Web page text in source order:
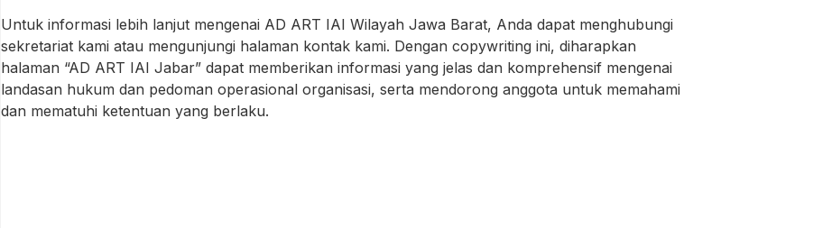
Untuk informasi lebih lanjut mengenai AD ART IAI Wilayah Jawa Barat, Anda dapat menghubungi
sekretariat kami atau mengunjungi halaman kontak kami. Dengan copywriting ini, diharapkan
halaman “AD ART IAI Jabar” dapat memberikan informasi yang jelas dan komprehensif mengenai
landasan hukum dan pedoman operasional organisasi, serta mendorong anggota untuk memahami
dan mematuhi ketentuan yang berlaku.